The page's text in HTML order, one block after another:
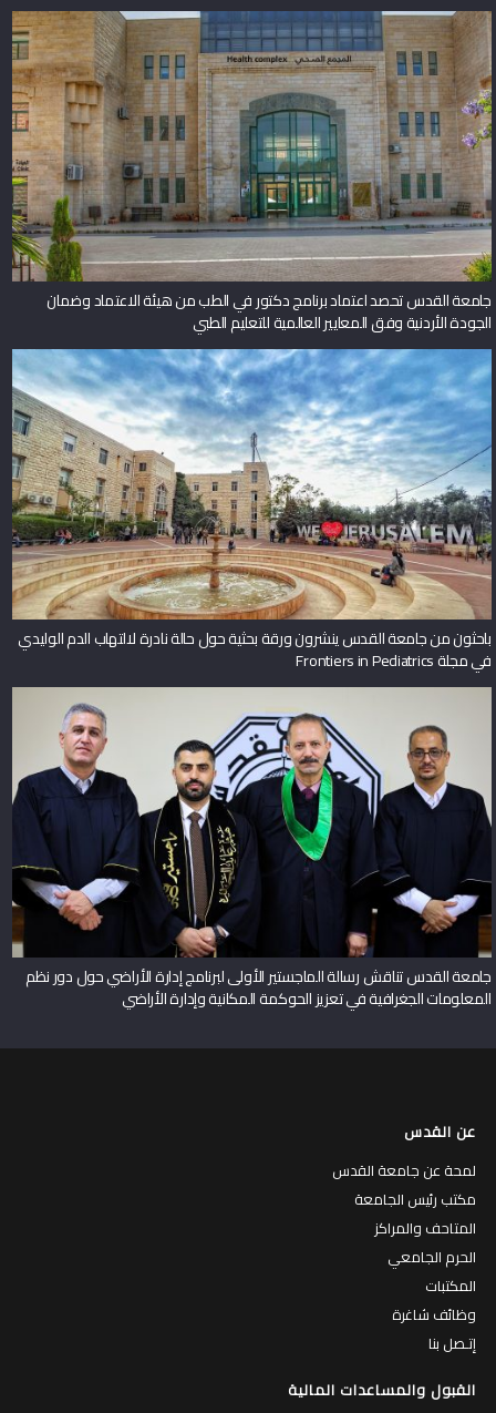
جامعة القدس تحصد اعتماد برنامج دكتور في الطب من هيئة الاعتماد وضمان
الجودة الأردنية وفق المعايير العالمية للتعليم الطبي
باحثون من جامعة القدس ينشرون ورقة بحثية حول حالة نادرة لالتهاب الدم الوليدي
في مجلة Frontiers in Pediatrics
جامعة القدس تناقش رسالة الماجستير الأولى لبرنامج إدارة الأراضي حول دور نظم
المعلومات الجغرافية في تعزيز الحوكمة المكانية وإدارة الأراضي
عن القدس
لمحة عن جامعة القدس
مكتب رئيس الجامعة
المتاحف والمراكز
الحرم الجامعي
المكتبات
وظائف شاغرة
إتـصل بنا
القبول والمساعدات المالية